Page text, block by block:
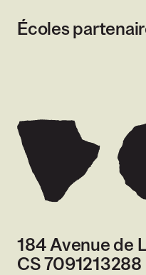
Écoles
184 Avenue de
CS 7091213288